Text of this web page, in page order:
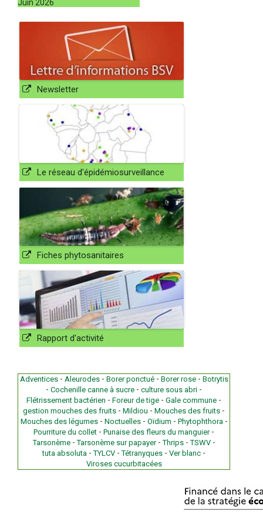
Juin 2026
Newsletter
Le réseau d'épidémiosurveillance
Fiches phytosanitaires
Rapport d'activité
Adventices- Aleurodes- Borer ponctué- Borer rose- Botrytis
- Cochenille canne à sucre - culture sous abri -
Flétrissement bactérien - Foreur de tige - Gale commune -
gestion mouches des fruits - Mildiou - Mouches des fruits -
Mouches des légumes- Noctuelles- Oïdium - Phytophthora -
Pourriture du collet - Punaise des fleurs du manguier-
Tarsonème-Tarsonème sur papayer-Thrips-TSWV-
tuta absoluta -TYLCV -Tétranyques - Ver blanc -
Viroses cucurbitacées